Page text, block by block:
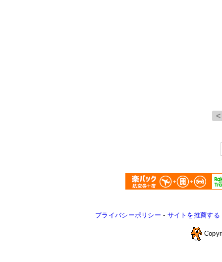
プライバシーポリシー - サイトを推薦する